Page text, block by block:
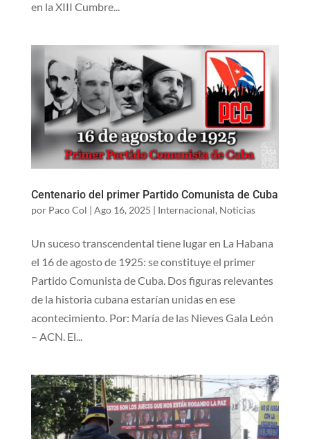
en la XIII Cumbre...
Centenario del primer Partido Comunista de Cuba
por Paco Col | Ago 16, 2025 | Internacional, Noticias
Un suceso transcendental tiene lugar en La Habana
el 16 de agosto de 1925: se constituye el primer
Partido Comunista de Cuba. Dos figuras relevantes
de la historia cubana estarían unidas en ese
acontecimiento. Por: María de las Nieves Gala León
– ACN. El...